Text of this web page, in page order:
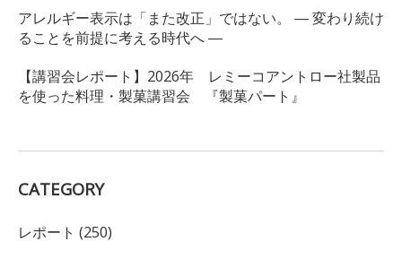
アレルギー表示は「また改正」ではない。 ― 変わり続け
ることを前提に考える時代へ ―
【講習会レポート】2026年 レミーコアントロー社製品
を使った料理・製菓講習会 『製菓パート』
CATEGORY
レポート (250)